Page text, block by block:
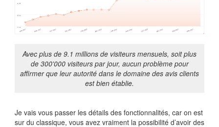
Avec plus de 9.1 millions de visiteurs mensuels, soit plus
de 300'000 visiteurs par jour, aucun problème pour
affirmer que leur autorité dans le domaine des avis clients
est bien établie.
Je vais vous passer les détails des fonctionnalités, car on est
sur du classique, vous avez vraiment la possibilité d’avoir des